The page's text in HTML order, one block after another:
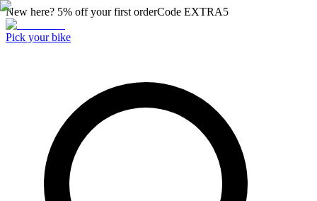
New here? 5% off your first orderCode EXTRA5
Pick your bike